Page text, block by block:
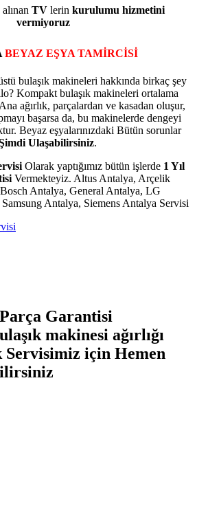
TV lerin kurulumu hizmetini
vermiyoruz
BEYAZ EŞYA TAMİRCİSİ
bulaşık makineleri hakkında birkaç şey
Kompakt bulaşık makineleri ortalama
ağırlık, parçalardan ve kasadan oluşur,
başarsa da, bu makinelerde dengeyi
Beyaz eşyalarınızdaki Bütün sorunlar
Ulaşabilirsiniz.
Olarak yaptığımız bütün işlerde 1 Yıl
Vermekteyiz. Altus Antalya, Arçelik
Antalya, General Antalya, LG
Antalya, Siemens Antalya Servisi
Garantisi
makinesi ağırlığı
Servisimiz için Hemen